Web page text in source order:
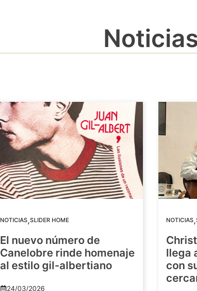
NOTICIAS,SLIDER HOME
El nuevo número de
Canelobre rinde homenaje
al estilo gil-albertiano
24/03/2026
NOTICIAS,
llega
con